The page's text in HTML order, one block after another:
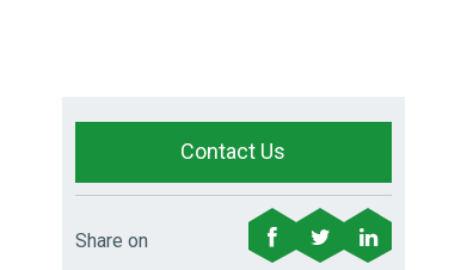
Contact Us
Share on